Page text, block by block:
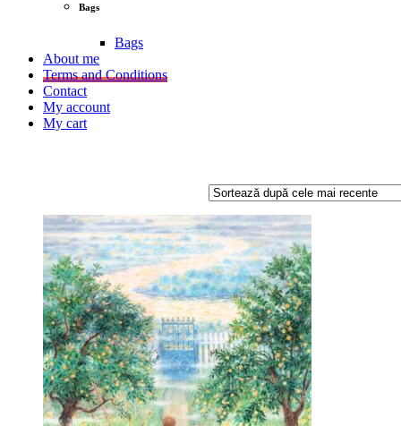
Bags
Bags
About me
Terms and Conditions
Contact
My account
My cart